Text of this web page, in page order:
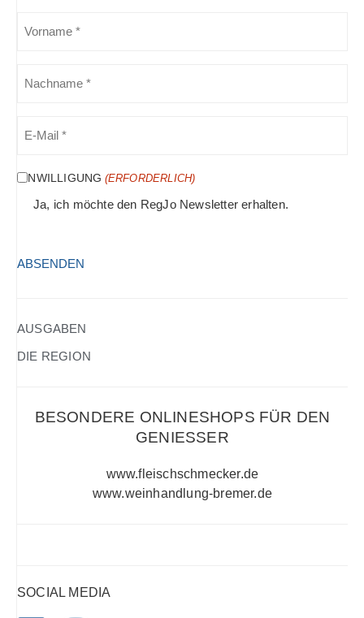
EINWILLIGUNG (ERFORDERLICH)
Ja, ich möchte den RegJo Newsletter erhalten.
(ERFORDERLICH)
AUSGABEN
DIE REGION
BESONDERE ONLINESHOPS FÜR DEN
GENIESSER
www.fleischschmecker.de
www.weinhandlung-bremer.de
SOCIAL MEDIA